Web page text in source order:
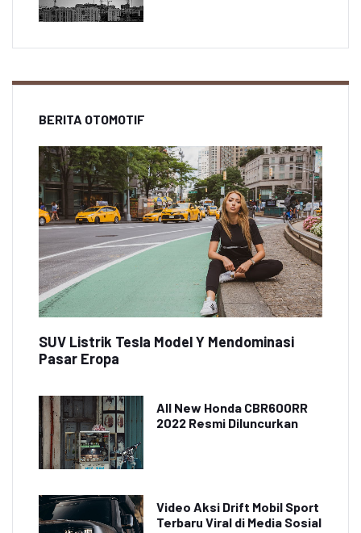
BERITA OTOMOTIF
SUV Listrik Tesla Model Y Mendominasi
Pasar Eropa
All New Honda CBR600RR
2022 Resmi Diluncurkan
Video Aksi Drift Mobil Sport
Terbaru Viral di Media Sosial